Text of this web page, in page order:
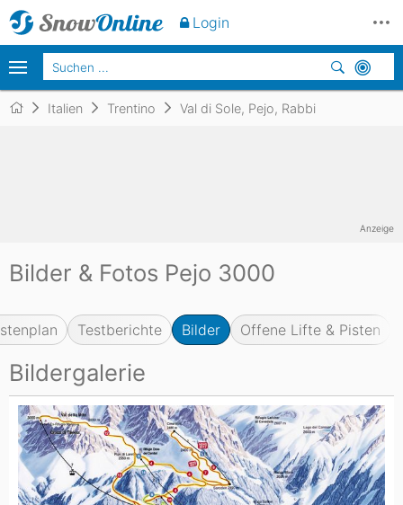
Italien Trentino Val di Sole, Pejo, Rabbi
Bilder & Fotos Pejo 3000
Testberichte Bilder Offene Lifte & Pisten
Bildergalerie
Anzeige
Login